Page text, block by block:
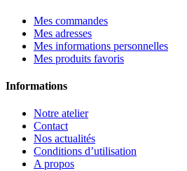
Mes commandes
Mes adresses
Mes informations personnelles
Mes produits favoris
Informations
Notre atelier
Contact
Nos actualités
Conditions d’utilisation
A propos